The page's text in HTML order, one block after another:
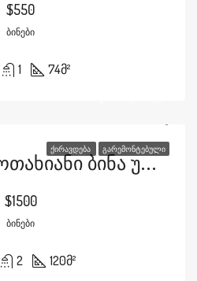
$550
ᲑᲘᲜᲔᲑᲘ
1 74მ²
ᲥᲘᲠᲐᲕᲓᲔᲑᲐ ᲒᲐᲠᲔᲛᲝᲜᲢᲔᲑᲣᲚᲘ
Ქირავდება 3 Ოთახიანი Ბინა Უნივერსიტეტის Ქუჩაზე
$1500
ᲑᲘᲜᲔᲑᲘ
2 120მ²